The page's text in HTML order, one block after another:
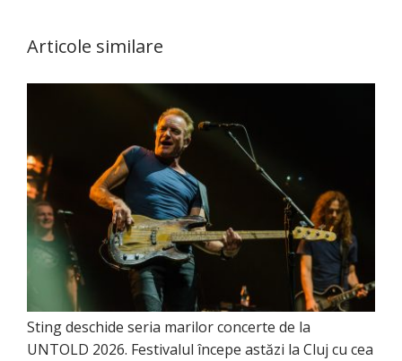
Articole similare
Sting deschide seria marilor concerte de la
UNTOLD 2026. Festivalul începe astăzi la Cluj cu cea